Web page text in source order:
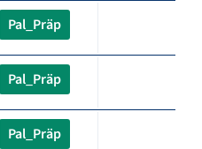
Pal_Präp
Pal_Präp
Pal_Präp